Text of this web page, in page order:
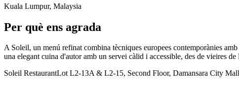
Kuala Lumpur, Malaysia
Per què ens agrada
A Soleil, un menú refinat combina tècniques europees contemporànies
una elegant cuina d'autor amb un servei càlid i accessible, des de vieires
Soleil RestaurantLot L2-13A & L2-15, Second Floor, Damansara City